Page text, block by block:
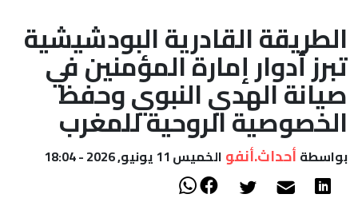
الصحراء
الطريقة القادرية البودشيشية
تبرز أدوار إمارة المؤمنين في
صيانة الهدي النبوي وحفظ
الخصوصية الروحية للمغرب
بواسطة أحداث.أنفو الخميس 11 يونيو, 2026 - 18:04